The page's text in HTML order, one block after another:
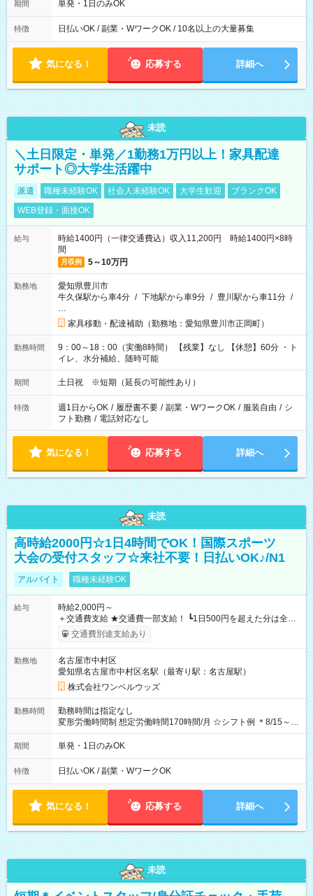
期間 単発・1日のみOK
特徴 日払いOK / 副業・WワークOK / 10名以上の大量募集
気になる！ 応募する 詳細へ
未読
＼土日限定・単発／1勤務1万円以上！家具配達
サポート◎大学生活躍中
派遣 職種未経験OK 社会人未経験OK 大学生歓迎
ブランクOK
WEB登録・面接OK
給与
時給1400円（一律交通費込）収入11,200円 時給1400円×8時
間
月収例 5～10万円
勤務地
愛知県豊川市
牛久保駅から車4分 / 下地駅から車9分 / 豊川駅から車11分 /
…
家具移動・配達補助（勤務地：愛知県豊川市正岡町）
勤務時間
9：00～18：00（実働8時間） 【残業】なし 【休憩】60分 ・ト
イレ、水分補給、随時可能
期間 土日祝 ※短期（延長の可能性あり）
特徴 週1日からOK / 履歴書不要 / 副業・WワークOK / 服装自由 / シ
フト勤務 / 電話対応なし
気になる！ 応募する 詳細へ
未読
高時給2000円☆1日4時間でOK！国際スポーツ
大会の受付スタッフ☆来社不要！日払いOK♪/N1
アルバイト 職種未経験OK
給与
時給2,000円～
＋交通費支給 ★交通費一部支給！ ┗1日500円を超えた分は全額
支給！ ※往復500円以内の方は自己負担となります ★日払い
OK！（規定あり） ┗働いたその日に現金GET♪ お仕事後はコン
期間なし
交通費別途支給あり
勤務地
名古屋市中村区
愛知県名古屋市中村区名駅（最寄り駅：名古屋駅）
株式会社ワンベルウッズ
勤務時間
勤務時間は指定なし
変形労働時間制 想定労働時間170時間/月 ☆シフト例 ＊8/15～
10/26 全日共通 08：00～12：00 17：00～21：00 ＊8/31
～9/19のみ下記シフトもあります！ 12：00～16：00 ＊9/6～
00
期間 単発・1日のみOK
特徴 日払いOK / 副業・WワークOK
気になる！ 応募する 詳細へ
未読